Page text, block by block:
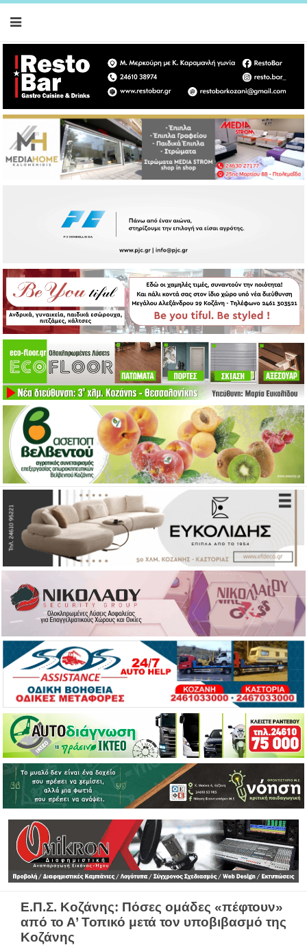
Ε.Π.Σ. Κοζάνης: Πόσες ομάδες «πέφτουν»
από το Α’ Τοπικό μετά τον υποβιβασμό της
Κοζάνης